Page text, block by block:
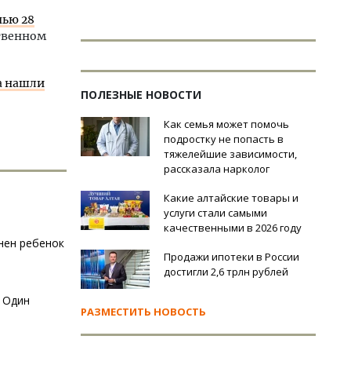
28
нашли
ребенок
Один
ПОЛЕЗНЫЕ НОВОСТИ
Как семья может помочь
подростку не попасть в
тяжелейшие зависимости,
рассказала нарколог
Какие алтайские товары и
услуги стали самыми
качественными в 2026 году
Продажи ипотеки в России
достигли 2,6 трлн рублей
РАЗМЕСТИТЬ НОВОСТЬ